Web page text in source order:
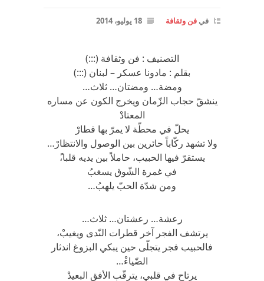
في فن وثقافة 18 يوليو، 2014
التصنيف : فن وثقافة (:::)
بقلم : مادونا عسكر – لبنان (:::)
ومضة… ومضتان… ثلاث…
ينشقّ حجاب الزّمان ويخرج الكون عن مساره
المعتادْ
يحلّ في محطّة لا يمرّ بها قطارْ
ولا تشهد ركّاباً حائرين بين الوصول والانتظارْ…
يستقرّ فيها الحبيب، حاملاً بين يديه قلبا،ً
في غمرة الشّوق يسغبُ
ومن شدّة الحبّ يلهبُ…
رعشة… رعشتان… ثلاث…
يرتشف الفجر آخر قطرات النّدى ويغيبْ،
فالحبيب فجر يتجلّى حين يبكي البزوغ اندثار
الضّياءْ…
يرتاح في قلبي، يترقّب الأفق البعيدْ